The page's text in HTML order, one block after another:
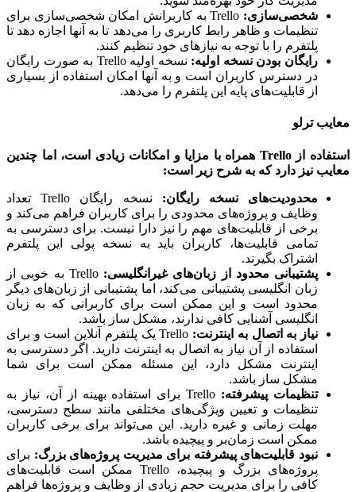
شخصی‌سازی:
Trello به کاربرانش امکان شخصی‌سازی برای
تنظیمات و ظاهر رابط کاربری را می‌دهد تا به آنها اجازه دهد تا
پلتفرم را با توجه به نیازهای خود تنظیم کنند.
رایگان بودن نسخه اولیه:
نسخه اولیه Trello به صورت رایگان
در دسترس کاربران است و به آنها امکان استفاده از بسیاری
از قابلیت‌های پایه این پلتفرم را می‌دهد.
ترلو
استفاده از Trello همراه با مزایا و امکانات زیادی است، اما چندین
نیز دارد که به شرح زیر است:
محدودیت‌های نسخه رایگان:
نسخه رایگان Trello تعداد
وظایف و پروژه‌های محدودی را برای کاربران فراهم می‌کند و
برخی از قابلیت‌های مهم را نیز دارا نیست. برای دسترسی به
تمامی قابلیت‌ها، کاربران باید به نسخه پولی این پلتفرم
اشتراک بگیرند.
پشتیبانی محدود از زبان‌های غیرانگلیسی:
Trello به خوبی از
زبان انگلیسی پشتیبانی می‌کند، اما پشتیبانی از زبان‌های دیگر
محدود است و این ممکن است برای کاربرانی که به زبان
انگلیسی آشنایی کافی ندارند، مشکل ساز باشد.
نیاز به اتصال به اینترنت:
Trello یک پلتفرم آنلاین است و برای
استفاده از آن نیاز به اتصال به اینترنت دارید. اگر دسترسی به
اینترنت مشکل دارد، این مسئله ممکن است برای شما
مشکل ساز باشد.
تنظیمات پیشرفته:
Trello برای استفاده بهینه از آن، نیاز به
تنظیمات و تعیین ویژگی‌های مختلفی مانند سطح دسترسی،
مهلت زمانی و غیره دارید. این می‌تواند برای برخی کاربران
ممکن است زمان‌بر و پیچیده باشد.
نبود قابلیت‌های پیشرفته برای مدیریت پروژه‌های بزرگ: برای
پروژه‌های بزرگ و پیچیده، Trello ممکن است قابلیت‌های
کافی را برای مدیریت حجم زیادی از وظایف و پروژه‌ها فراهم